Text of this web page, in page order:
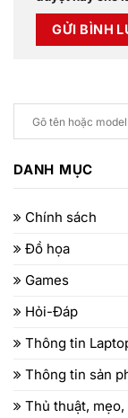
DANH MỤC
Chính sách
Đồ họa
Games
Hỏi-Đáp
Thông tin
Thông tin sản
Thủ thuật,